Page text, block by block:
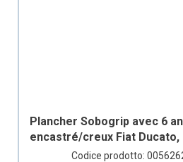
Plancher Sobogrip avec 6
encastré/creux Fiat Ducato,
empattement 3000mm, 2
Codice prodotto: